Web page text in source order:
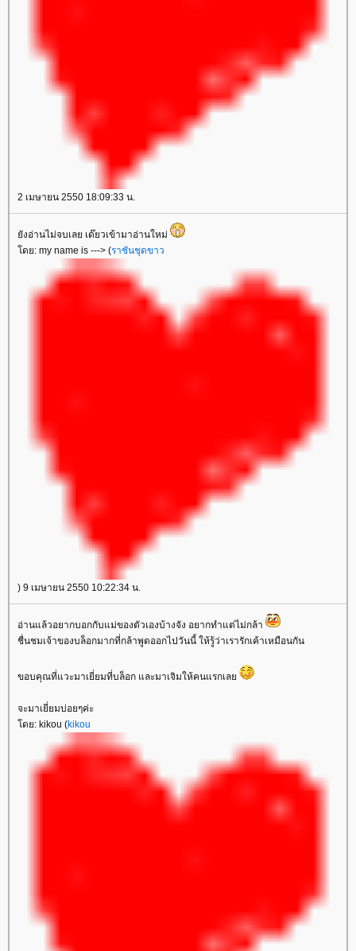
2 เมษายน 2550 18:09:33 น.
ังอ่านไม่จบเลย เด๊ยวเข้ามาอ่านใหม่
ดย: my name is ---> (ราชันชุดขาว
) 9 เมษายน 2550 10:22:34 น.
อ่านแล้วอยากบอกกับแม่ของตัวเองบ้างจัง อยากทำแต่ไม่กล้า
ชื่นชมเจ้าของบล็อกมากที่กล้าพูดออกไปวันนี้ ให้รู้ว่าเรารักเค้าเหมือนกัน
ขอบคุณที่แวะมาเยี่ยมที่บล็อก และมาเจิมให้คนแรกเล
จะมาเยี่ยมบ่อยๆค่ะ
ดย: kikou (kikou